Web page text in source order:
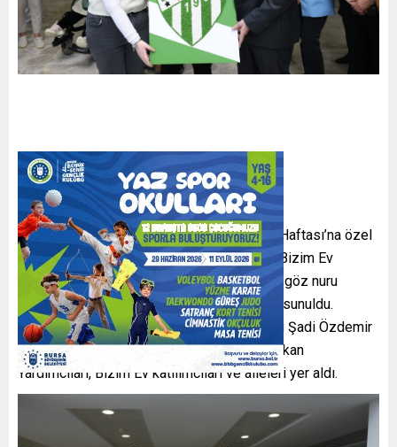
Nilüfer Belediyesi, 10-16 Mayıs Engelliler Haftası’na özel
çeşitli etkinlikler düzenliyor. Bu kapsamda Bizim Ev
bünyesindeki atölyelerde üretilen el emeği göz nuru
eserler, ‘Bizim Sergi’ kapsamında izlenime sunuldu.
Serginin açılışında Nilüfer Belediye Başkanı Şadi Özdemir
ve eşi Nuray Özdemir, Nilüfer Belediye Başkan
Yardımcıları, Bizim Ev katılımcıları ve aileleri yer aldı.